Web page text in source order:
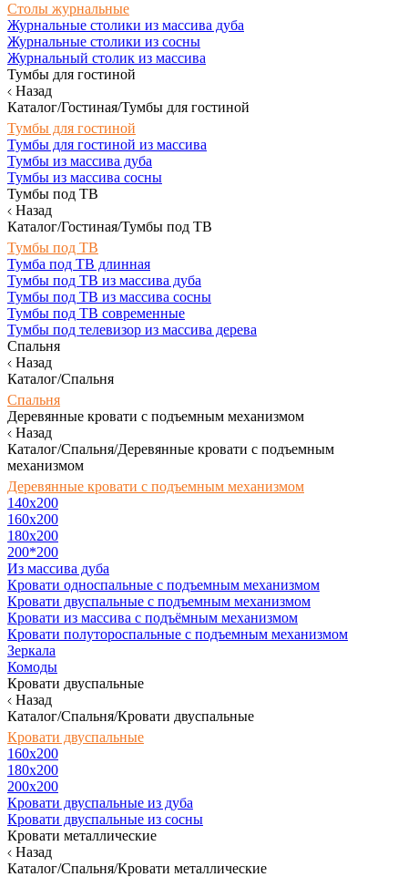
Столы журнальные
Журнальные столики из массива дуба
Журнальные столики из сосны
Журнальный столик из массива
Тумбы для гостиной
Назад
Каталог/Гостиная/Тумбы для гостиной
Тумбы для гостиной
Тумбы для гостиной из массива
Тумбы из массива дуба
Тумбы из массива сосны
Тумбы под ТВ
Назад
Каталог/Гостиная/Тумбы под ТВ
Тумбы под ТВ
Тумба под ТВ длинная
Тумбы под ТВ из массива дуба
Тумбы под ТВ из массива сосны
Тумбы под ТВ современные
Тумбы под телевизор из массива дерева
Спальня
Назад
Каталог/Спальня
Спальня
Деревянные кровати с подъемным механизмом
Назад
Каталог/Спальня/Деревянные кровати с подъемным
механизмом
Деревянные кровати с подъемным механизмом
140x200
160х200
180х200
200*200
Из массива дуба
Кровати односпальные с подъемным механизмом
Кровати двуспальные с подъемным механизмом
Кровати из массива с подъёмным механизмом
Кровати полутороспальные с подъемным механизмом
Зеркала
Комоды
Кровати двуспальные
Назад
Каталог/Спальня/Кровати двуспальные
Кровати двуспальные
160х200
180x200
200x200
Кровати двуспальные из дуба
Кровати двуспальные из сосны
Кровати металлические
Назад
Каталог/Спальня/Кровати металлические